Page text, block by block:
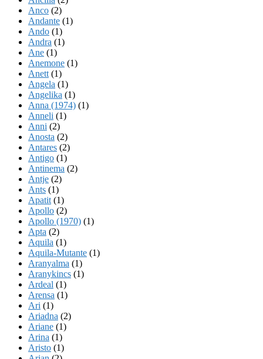
Anco (2)
Andante (1)
Ando (1)
Andra (1)
Ane (1)
Anemone (1)
Anett (1)
Angela (1)
Angelika (1)
Anna (1974) (1)
Anneli (1)
Anni (2)
Anosta (2)
Antares (2)
Antigo (1)
Antinema (2)
Antje (2)
Ants (1)
Apatit (1)
Apollo (2)
Apollo (1970) (1)
Apta (2)
Aquila (1)
Aquila-Mutante (1)
Aranyalma (1)
Aranykincs (1)
Ardeal (1)
Arensa (1)
Ari (1)
Ariadna (2)
Ariane (1)
Arina (1)
Aristo (1)